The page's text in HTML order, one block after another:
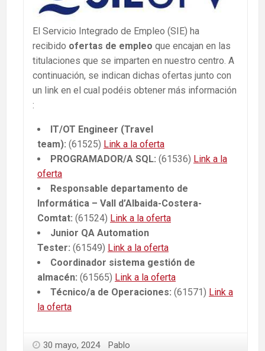
El Servicio Integrado de Empleo (SIE) ha
recibido ofertas de empleo que encajan en las
titulaciones que se imparten en nuestro centro. A
continuación, se indican dichas ofertas junto con
un link en el cual podéis obtener más información
:
IT/OT Engineer (Travel
team): (61525) Link a la oferta
PROGRAMADOR/A SQL: (61536) Link a la
oferta
Responsable departamento de
Informática – Vall d’Albaida-Costera-
Comtat: (61524) Link a la oferta
Junior QA Automation
Tester: (61549) Link a la oferta
Coordinador sistema gestión de
almacén: (61565) Link a la oferta
Técnico/a de Operaciones: (61571) Link a
la oferta
30 mayo, 2024 Pablo